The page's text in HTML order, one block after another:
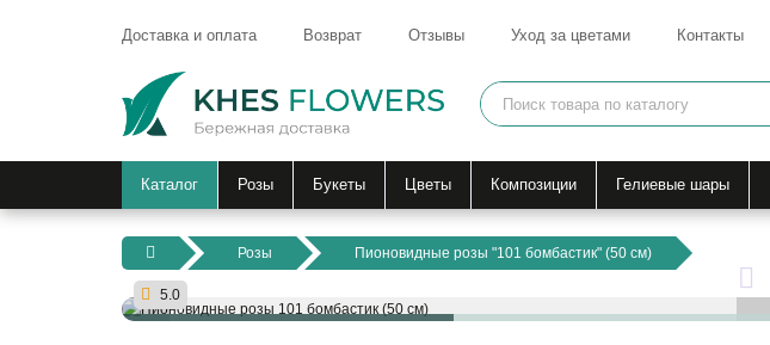
Доставка и оплата Возврат Отзывы Уход за цветами Контакты
Каталог Розы Букеты Цветы Композиции Гелиевые шары
Розы Пионовидные розы "101 бомбастик" (50 см)
5.0